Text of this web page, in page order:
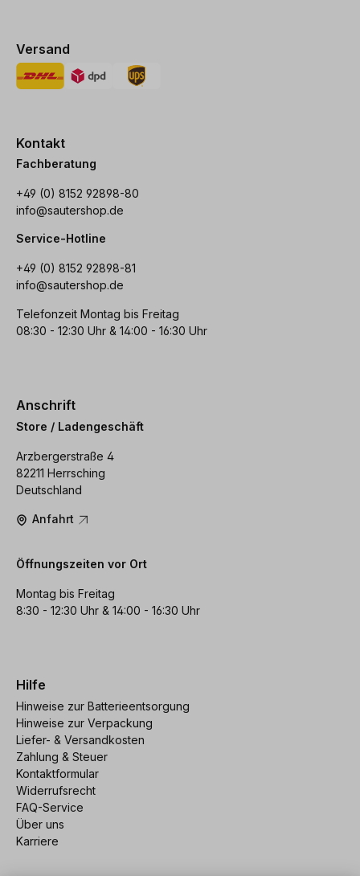
Versand
Kontakt
Fachberatung
+49 (0) 8152 92898-80
info@sautershop.de
Service-Hotline
+49 (0) 8152 92898-81
info@sautershop.de
Telefonzeit Montag bis Freitag
08:30 - 12:30 Uhr & 14:00 - 16:30 Uhr
Anschrift
Store / Ladengeschäft
Arzbergerstraße 4
82211 Herrsching
Deutschland
Anfahrt
Öffnungszeiten vor Ort
Montag bis Freitag
8:30 - 12:30 Uhr & 14:00 - 16:30 Uhr
Hilfe
Hinweise zur Batterieentsorgung
Hinweise zur Verpackung
Liefer- & Versandkosten
Zahlung & Steuer
Kontaktformular
Widerrufsrecht
FAQ-Service
Über uns
Karriere